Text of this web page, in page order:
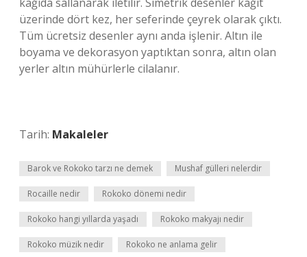
üzerinde dört kez, her seferinde çeyrek olarak çıktı.
Tüm ücretsiz desenler aynı anda işlenir. Altın ile
boyama ve dekorasyon yaptıktan sonra, altın olan
yerler altın mühürlerle cilalanır.
Tarih: Makaleler
Barok ve Rokoko tarzı ne demek Mushaf gülleri nelerdir
Rocaille nedir Rokoko dönemi nedir
Rokoko hangi yıllarda yaşadı Rokoko makyajı nedir
Rokoko müzik nedir Rokoko ne anlama gelir